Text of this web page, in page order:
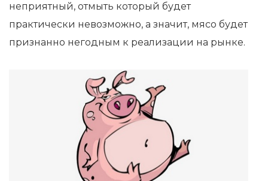
неприятный, отмыть который будет
практически невозможно, а значит, мясо будет
признанно негодным к реализации на рынке.